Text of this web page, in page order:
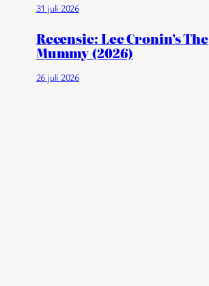
31 juli 2026
Recensie: Lee Cronin’s The
Mummy (2026)
26 juli 2026